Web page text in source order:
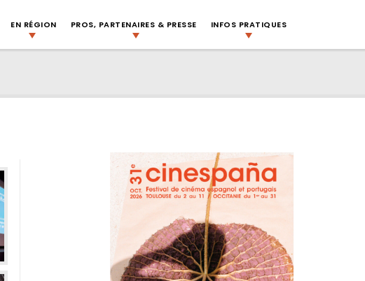
EN RÉGION PROS, PARTENAIRES & PRESSE INFOS PRATIQUES